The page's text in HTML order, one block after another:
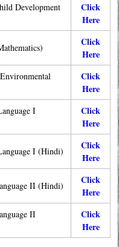
Development
Click
Here
Click
Here
Click
Here
I
Click
Here
I (Hindi)
Click
Here
II (Hindi)
Click
Here
II
Click
Here